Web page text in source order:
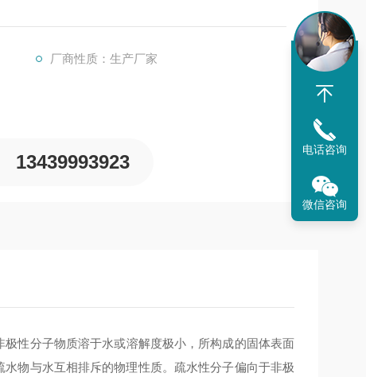
厂商性质：生产厂家
13439993923
性分子物质溶于水或溶解度极小，所构成的固体表面
物与水互相排斥的物理性质。疏水性分子偏向于非极
电话咨询
微信咨询